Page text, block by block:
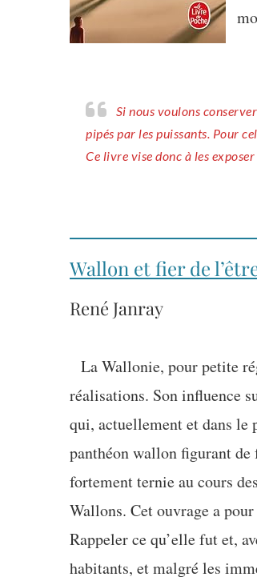
Si nous voulons conserver notre libre-arbitre, nous devons rester vigilants pour détecter quand les dés sont
pipés par les puissants. Pour
Ce livre vise donc à les
Wallon et fier de
René Janray
La Wallonie, pour petite
réalisations. Son influence
qui, actuellement et dans le
panthéon wallon figurant de
fortement ternie au cours
Wallons. Cet ouvrage a
Rappeler ce qu’elle fut et,
habitants, et malgré les